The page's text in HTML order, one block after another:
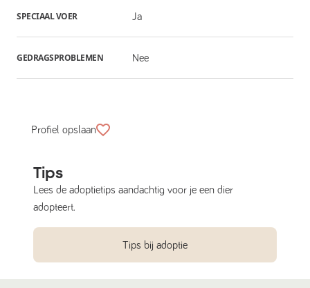
SPECIAAL VOER Ja
GEDRAGSPROBLEMEN Nee
Profiel opslaan
Tips
Lees de adoptietips aandachtig voor je een dier
adopteert.
Tips bij adoptie